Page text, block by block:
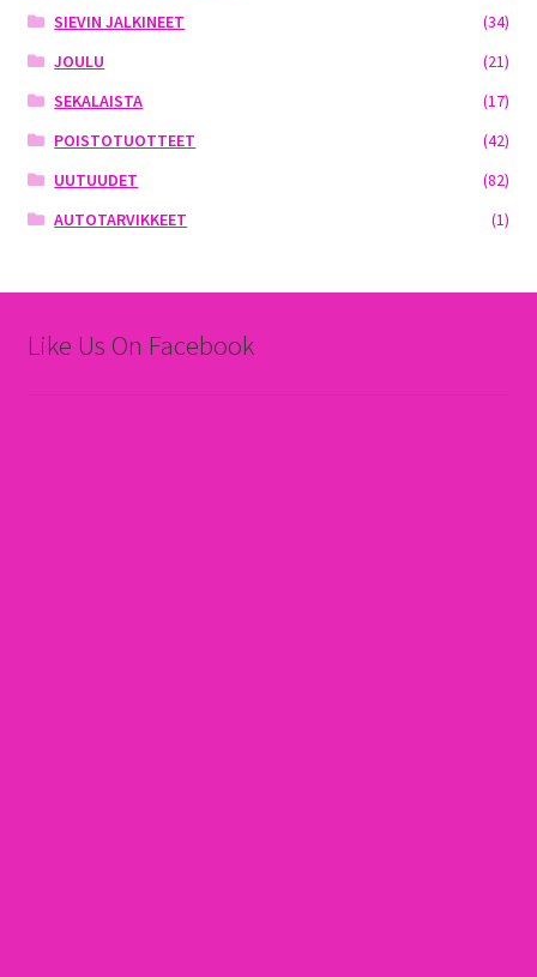
SIEVIN JALKINEET
(34)
JOULU
(21)
SEKALAISTA
(17)
POISTOTUOTTEET
(42)
UUTUUDET
(82)
AUTOTARVIKKEET
(1)
Like Us On Facebook